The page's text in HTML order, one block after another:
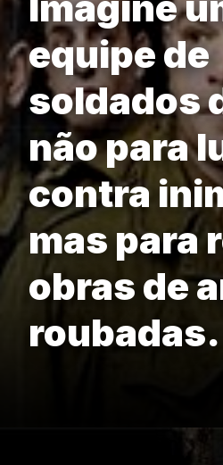
equipe de
soldados
não para
contra
mas para
obras de
roubadas.